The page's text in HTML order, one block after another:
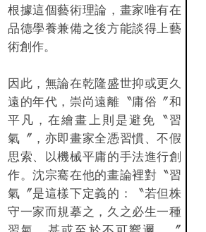
根據這個藝術理論，畫家唯有在
品德學養兼備之後方能談得上藝
術創作。
因此，無論在乾隆盛世抑或更久
遠的年代，崇尚遠離〝庸俗〞和
平凡，在繪畫上則是避免〝習
氣〞，亦即畫家全憑習慣、不假
思索、以機械平庸的手法進行創
作。沈宗騫在他的畫論裡對〝習
氣〞是這樣下定義的：〝若但株
守一家而規摹之，久之必生一種